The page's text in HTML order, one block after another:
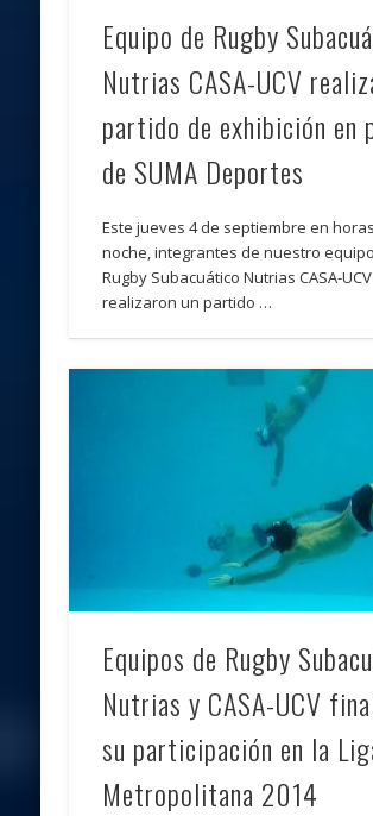
Equipo de Rugby
Nutrias CASA-UCV
partido de exhibición en
de SUMA Deportes
Este jueves 4 de septiembre en
noche, integrantes de nuestro
Rugby Subacuático Nutrias CASA-UCV
realizaron un partido …
Equipos de Rugby
Nutrias y CASA-UCV
su participación en la
Metropolitana 2014